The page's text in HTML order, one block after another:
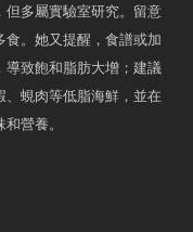
但多屬實驗室研究。留意
。她又提醒，食譜或加
導致飽和脂肪大增；建議
蜆肉等低脂海鮮，並在
營養。